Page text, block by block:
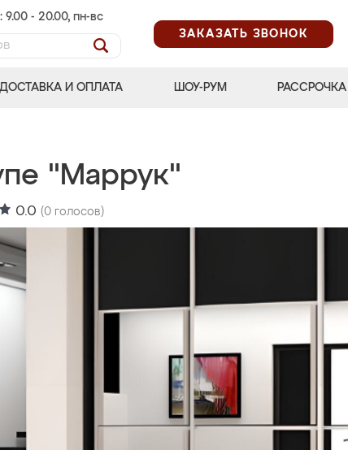
9.00 - 20.00, пн-вс
ЗАКАЗАТЬ ЗВОНОК
ДОСТАВКА И ОПЛАТА ШОУ-РУМ РАССРОЧКА
"Маррук"
0.0 (0 голосов)